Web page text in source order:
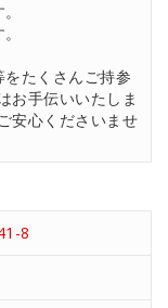
たくさんご持参
お手伝いいたしま
安心くださいませ
8